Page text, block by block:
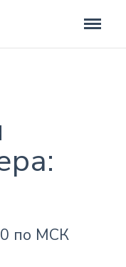
по МСК